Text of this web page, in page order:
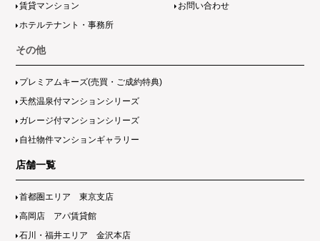
賃貸マンション
ホテルテナント・事務所
お問い合わせ
その他
プレミアムキーズ(売買・ご成約特典)
天然温泉付マンションシリーズ
ガレージ付マンションシリーズ
自社物件マンションギャラリー
店舗一覧
首都圏エリア 東京支店
高岡店 アパ賃貸館
石川・福井エリア 金沢本店